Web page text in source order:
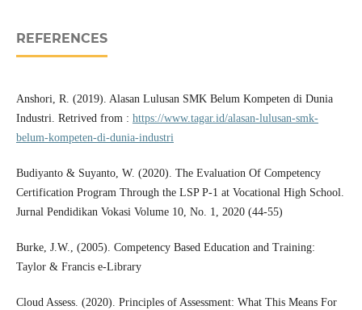
REFERENCES
Anshori, R. (2019). Alasan Lulusan SMK Belum Kompeten di Dunia
Industri. Retrived from : https://www.tagar.id/alasan-lulusan-smk-
belum-kompeten-di-dunia-industri
Budiyanto & Suyanto, W. (2020). The Evaluation Of Competency
Certification Program Through the LSP P-1 at Vocational High School.
Jurnal Pendidikan Vokasi Volume 10, No. 1, 2020 (44-55)
Burke, J.W., (2005). Competency Based Education and Training:
Taylor & Francis e-Library
Cloud Assess. (2020). Principles of Assessment: What This Means For